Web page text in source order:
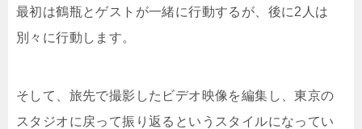
最初は鶴瓶とゲストが一緒に行動するが、後に2人は
別々に行動します。
そして、旅先で撮影したビデオ映像を編集し、東京の
スタジオに戻って振り返るというスタイルになってい